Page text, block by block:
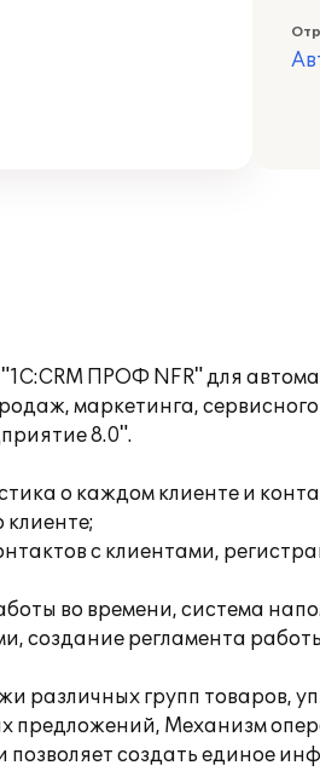
ПРОФ NFR" для
маркетинга,
8.0".
о каждом клиенте и
с клиентами,
во времени, система
создание регламента
различных групп товаров,
предложений, Механизм
создать единое